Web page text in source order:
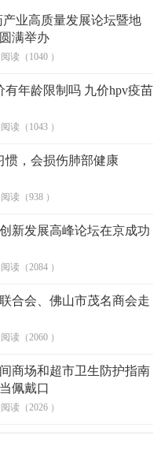
产业高质量发展论坛暨地
满举办
阅读（1040 ）
有年龄限制吗 九价hpv疫苗
阅读（1043 ）
惯，会损伤肺部健康
阅读（938 ）
新发展高峰论坛在京成功
阅读（2084 ）
合会、佛山市茂名商会走
阅读（2060 ）
商场和超市卫生防护指南
佩戴口
阅读（2026 ）